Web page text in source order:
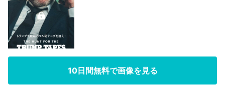
10日間無料で画像を見る